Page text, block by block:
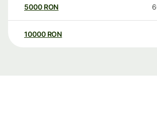
5000 RON
10000 RON